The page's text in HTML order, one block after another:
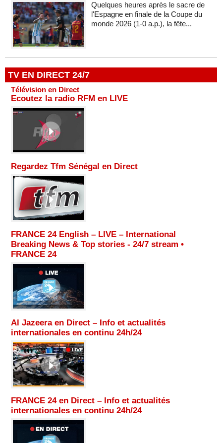
Quelques heures après le sacre de
l'Espagne en finale de la Coupe du
monde 2026 (1-0 a.p.), la fête...
TV EN DIRECT 24/7
Télévision en Direct
Ecoutez la radio RFM en LIVE
Regardez Tfm Sénégal en Direct
FRANCE 24 English – LIVE – International
Breaking News & Top stories - 24/7 stream •
FRANCE 24
Al Jazeera en Direct – Info et actualités
internationales en continu 24h/24
FRANCE 24 en Direct – Info et actualités
internationales en continu 24h/24